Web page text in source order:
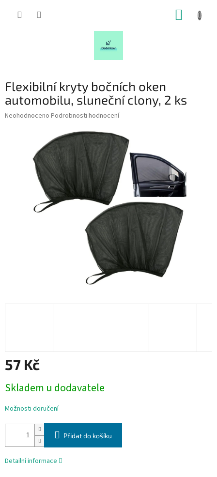
Flexibilní kryty bočních oken
automobilu, sluneční clony, 2 ks
Průměrné
Neohodnoceno Podrobnosti hodnocení
57 Kč
cena:
Skladem u dodavatele
Možnosti doručení
Přidat do košíku
Detailní informace